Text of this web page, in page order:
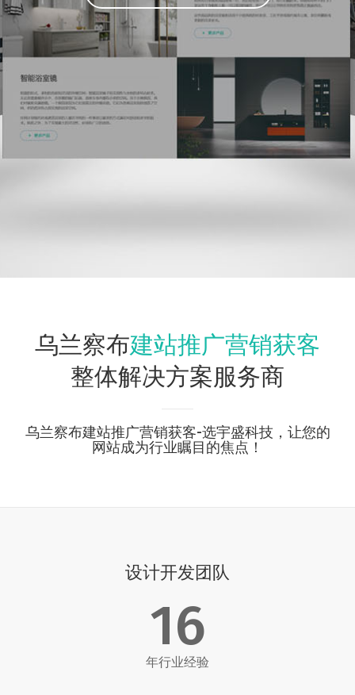
乌兰察布建站推广营销获客
整体解决方案服务商
乌兰察布建站推广营销获客-选宇盛科技，让您的
网站成为行业瞩目的焦点！
设计开发团队
16
年行业经验